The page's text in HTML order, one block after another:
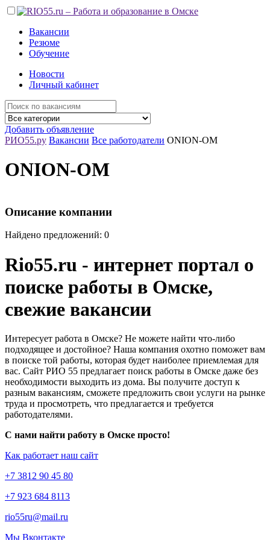
Вакансии
Резюме
Обучение
Новости
Личный кабинет
Добавить объявление
РИО55.ру Вакансии Все работодатели ONION-OM
ONION-OM
Описание компании
Найдено предложений: 0
Rio55.ru - интернет портал о
поиске работы в Омске,
свежие вакансии
Интересует работа в Омске? Не можете найти что-либо
подходящее и достойное? Наша компания охотно поможет вам
в поиске той работы, которая будет наиболее приемлемая для
вас. Сайт РИО 55 предлагает поиск работы в Омске даже без
необходимости выходить из дома. Вы получите доступ к
разным вакансиям, сможете предложить свои услуги на рынке
труда и просмотреть, что предлагается и требуется
работодателями.
С нами найти работу в Омске просто!
Как работает наш сайт
+7 3812 90 45 80
+7 923 684 8113
rio55ru@mail.ru
Мы Вконтакте